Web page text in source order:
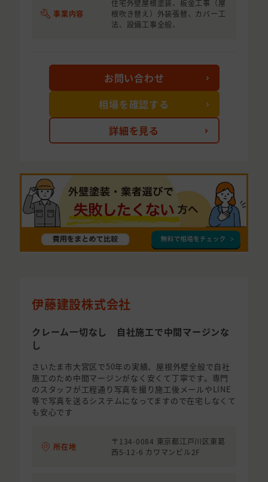
事業内容
住宅外壁屋根塗装、板金工事（屋
根吹き替え）外装張替、カバー工
法、設備工事全般、
詳細を見る
お問い合わせ
相場を確認する
伊藤建設株式会社
クレーム一切なし 自社施工で中間マージンな
し
さいたま市大宮区で50年の実績、屋根外壁全般で自社
施工のため中間マージンがなく安くて丁寧です。専門
のスタッフが工程通り写真を撮り施工後メールやLINE
等で写真を送るシステムになってますので在宅しなくて
も安心です
所在地
〒134-0084 東京都江戸川区東葛
西5-12-6 カワマンビル2F